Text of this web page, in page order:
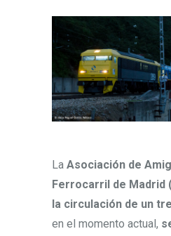
La Asociación de
Ferrocarril de Madrid
la circulación de un
en el momento actual,